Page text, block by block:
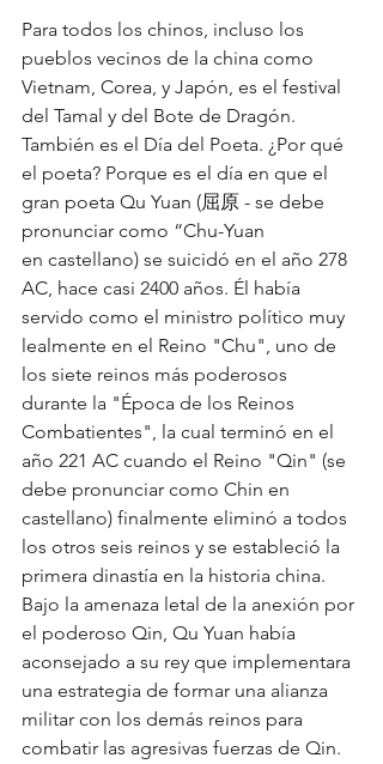
Para todos los chinos, incluso los
pueblos vecinos de la china como
Vietnam, Corea, y Japón, es el festival
del Tamal y del Bote de Dragón.
También es el Día del Poeta. ¿Por qué
el poeta? Porque es el día en que el
gran poeta Qu Yuan (屈原 - se debe
pronunciar como “Chu-Yuan
en castellano) se suicidó en el año 278
AC, hace casi 2400 años. Él había
servido como el ministro político muy
lealmente en el Reino "Chu", uno de
los siete reinos más poderosos
durante la "Época de los Reinos
Combatientes", la cual terminó en el
año 221 AC cuando el Reino "Qin" (se
debe pronunciar como Chin en
castellano) finalmente eliminó a todos
los otros seis reinos y se estableció la
primera dinastía en la historia china.
Bajo la amenaza letal de la anexión por
el poderoso Qin, Qu Yuan había
aconsejado a su rey que implementara
una estrategia de formar una alianza
militar con los demás reinos para
combatir las agresivas fuerzas de Qin.